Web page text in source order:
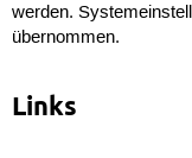
werden.
übernommen.
Links